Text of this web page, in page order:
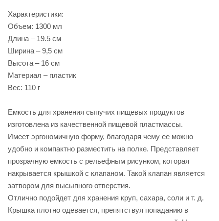
Характеристики:
Объем: 1300 мл
Длина – 19.5 см
Ширина – 9,5 см
Высота – 16 см
Материал – пластик
Вес: 110 г
Емкость для хранения сыпучих пищевых продуктов
изготовлена из качественной пищевой пластмассы.
Имеет эргономичную форму, благодаря чему ее можно
удобно и компактно разместить на полке. Представляет
прозрачную емкость с рельефным рисунком, которая
накрывается крышкой с клапаном. Такой клапан является
затвором для высыпного отверстия.
Отлично подойдет для хранения круп, сахара, соли и т. д.
Крышка плотно одевается, препятствуя попаданию в